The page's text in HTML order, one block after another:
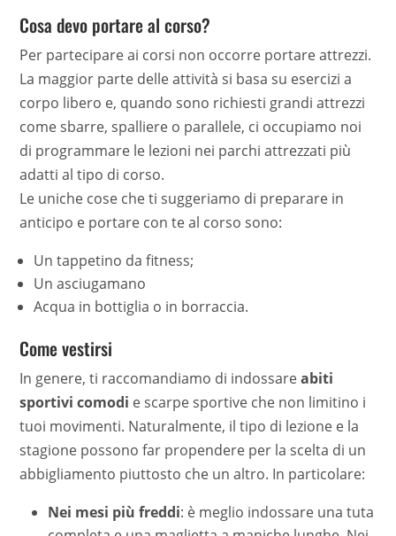
Cosa devo portare al corso?
Per partecipare ai corsi non occorre portare attrezzi.
La maggior parte delle attività si basa su esercizi a
corpo libero e, quando sono richiesti grandi attrezzi
come sbarre, spalliere o parallele, ci occupiamo noi
di programmare le lezioni nei parchi attrezzati più
adatti al tipo di corso.
Le uniche cose che ti suggeriamo di preparare in
anticipo e portare con te al corso sono:
Un tappetino da fitness;
Un asciugamano
Acqua in bottiglia o in borraccia.
Come vestirsi
In genere, ti raccomandiamo di indossareabiti
sportivi comodi e scarpe sportive che non limitino i
tuoi movimenti. Naturalmente, il tipo di lezione e la
stagione possono far propendere per la scelta di un
abbigliamento piuttosto che un altro. In particolare:
Nei mesi più freddi: è meglio indossare una tuta